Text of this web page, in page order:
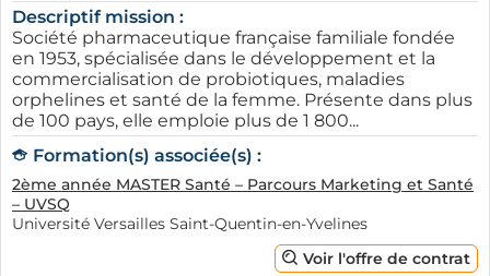
Descriptif mission :
Société pharmaceutique française familiale fondée
en 1953, spécialisée dans le développement et la
commercialisation de probiotiques, maladies
orphelines et santé de la femme. Présente dans plus
de 100 pays, elle emploie plus de 1 800...
Formation(s) associée(s) :
2ème année MASTER Santé – Parcours Marketing et Santé
– UVSQ
Université Versailles Saint-Quentin-en-Yvelines
Voir l'offre de contrat